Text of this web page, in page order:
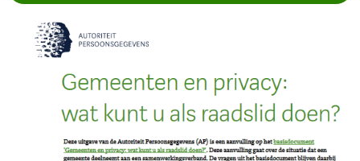
HOME
ZOEK EEN PRODUCT
OVER ONS
CONTACT
COMMUNITY